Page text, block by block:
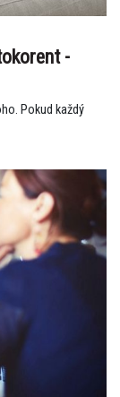
-
Pokud každý